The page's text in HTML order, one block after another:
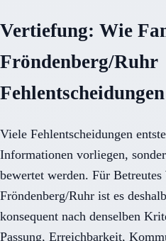
Vertiefung: Wie
Fröndenberg/Ruhr
Viele Fehlentscheidungen
Informationen vorliegen,
bewertet werden. Für
Fröndenberg/Ruhr ist es
konsequent nach denselben
Passung, Erreichbarkeit,